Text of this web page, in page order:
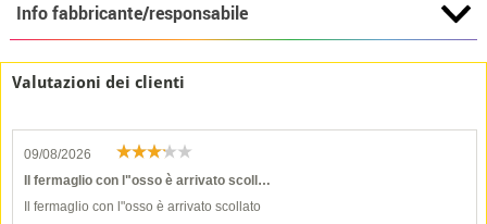
Info fabbricante/responsabile
Valutazioni dei clienti
09/08/2026
Il fermaglio con l"osso è arrivato scoll…
Il fermaglio con l"osso è arrivato scollato